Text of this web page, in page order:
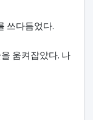
쓰다듬었다.
움켜잡았다. 나